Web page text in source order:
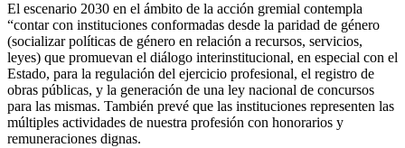
El escenario 2030 en el ámbito de la acción gremial contempla
“contar con instituciones conformadas desde la paridad de género
(socializar políticas de género en relación a recursos, servicios,
leyes) que promuevan el diálogo interinstitucional, en especial con el
Estado, para la regulación del ejercicio profesional, el registro de
obras públicas, y la generación de una ley nacional de concursos
para las mismas. También prevé que las instituciones representen las
múltiples actividades de nuestra profesión con honorarios y
remuneraciones dignas.